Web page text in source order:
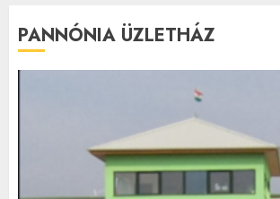
PANNÓNIA ÜZLETHÁZ